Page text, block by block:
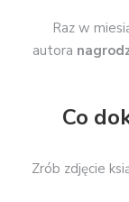
Raz w
autora
Co
Zrób zdjęcie